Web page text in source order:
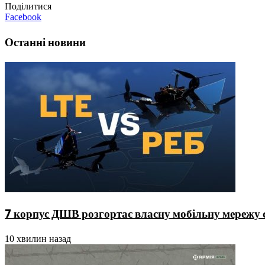
Поділитися
Facebook
Останні новини
7 корпус ДШВ розгортає власну мобільну мережу
10 хвилин назад